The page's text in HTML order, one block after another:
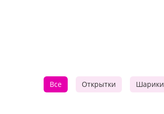
Все Открытки Шарики